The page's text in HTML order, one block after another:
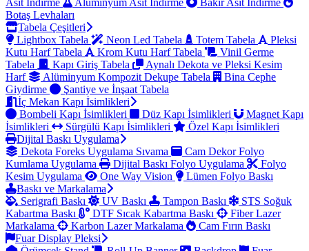
Asit İndirme
Alüminyum Asit İndirme
Bakır Asit İndirme
Botaş Levhaları
Tabela Çeşitleri
Lightbox Tabela
Neon Led Tabela Totem Tabela
Pleksi
Kutu Harf Tabela
Krom Kutu Harf Tabela
Vinil Germe
Tabela
Kapı Giriş Tabela
Aynalı Dekota ve Pleksi Kesim
Harf
Alüminyum Kompozit Dekupe Tabela
Bina Cephe
Giydirme
Şantiye ve İnşaat Tabela
İç Mekan Kapı İsimlikleri
Bombeli Kapı İsimlikleri
Düz Kapı İsimlikleri
Magnet Kapı
İsimlikleri
Sürgülü Kapı İsimlikleri
Özel Kapı İsimlikleri
Dijital Baskı Uygulama
Dekota Foreks Uygulama Sıvama
Cam Dekor Folyo
Kumlama Uygulama
Dijital Baskı Folyo Uygulama
Folyo
Kesim Uygulama
One Way Vision
Lümen Folyo Baskı
Baskı ve Markalama
Serigrafi Baskı
UV Baskı Tampon Baskı
STS Soğuk
Kabartma Baskı
DTF Sıcak Kabartma Baskı
Fiber Lazer
Markalama
Karbon Lazer Markalama
Cam Fırın Baskı
Fuar Display Pleksi